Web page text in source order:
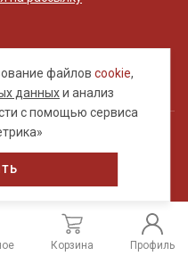
файловcookie,
данныхи анализ
с помощью сервиса
данных
Корзина Профиль